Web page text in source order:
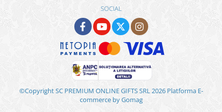
SOCIAL
©Copyright SC PREMIUM ONLINE GIFTS SRL 2026 Platforma E-
commerce by Gomag